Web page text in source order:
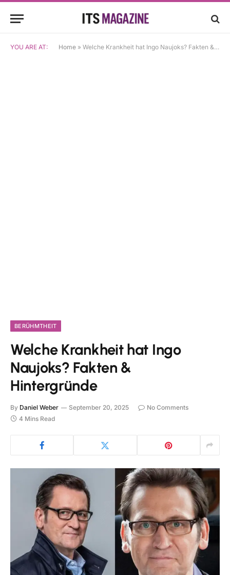
YOU ARE AT: Home » Welche Krankheit hat Ingo Naujoks? Fakten & Hintergründe
BERÜHMTHEIT
Welche Krankheit hat Ingo
Naujoks? Fakten &
Hintergründe
By Daniel Weber September 20, 2025
No Comments
4 Mins Read